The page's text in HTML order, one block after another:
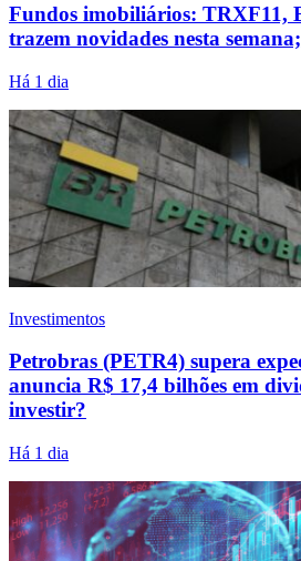
Fundos imobiliários: TRXF11,
trazem novidades nesta
Há 1 dia
Investimentos
Petrobras (PETR4) supera
anuncia R$ 17,4 bilhões em
investir?
Há 1 dia